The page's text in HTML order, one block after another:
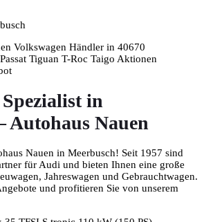
in
Autohaus Nauen
Nauen in Meerbusch! Seit 1957 sind
für Audi und bieten Ihnen eine große
Jahreswagen und Gebrauchtwagen.
und profitieren Sie von unserem